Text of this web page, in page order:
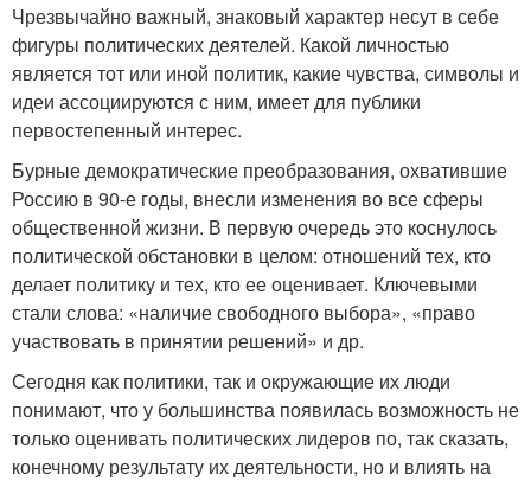
Чрезвычайно важный, знаковый характер несут в себе
фигуры политических деятелей. Какой личностью
является тот или иной политик, какие чувства, символы и
идеи ассоциируются с ним, имеет для публики
первостепенный интерес.
Бурные демократические преобразования, охватившие
Россию в 90-е годы, внесли изменения во все сферы
общественной жизни. В первую очередь это коснулось
политической обстановки в целом: отношений тех, кто
делает политику и тех, кто ее оценивает. Ключевыми
стали слова: «наличие свободного выбора», «право
участвовать в принятии решений» и др.
Сегодня как политики, так и окружающие их люди
понимают, что у большинства появилась возможность не
только оценивать политических лидеров по, так сказать,
конечному результату их деятельности, но и влиять на